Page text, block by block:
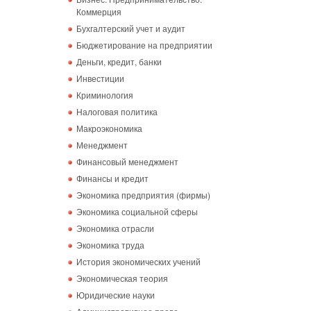
Коммерция
Бухгалтерский учет и аудит
Бюджетирование на предприятии
Деньги, кредит, банки
Инвестиции
Криминология
Налоговая политика
Макроэкономика
Менеджмент
Финансовый менеджмент
Финансы и кредит
Экономика предприятия (фирмы)
Экономика социальной сферы
Экономика отрасли
Экономика труда
История экономических учений
Экономическая теория
Юридические науки